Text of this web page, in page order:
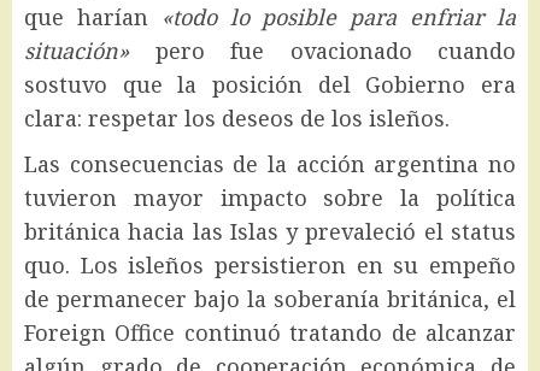
que harían «todo lo posible para enfriar la
situación»pero fue ovacionado cuando
sostuvo que la posición del Gobierno era
clara: respetar los deseos de los isleños.
Las consecuencias de la acción argentina no
tuvieron mayor impacto sobre la política
británica hacia las Islas y prevaleció el status
quo. Los isleños persistieron en su empeño
de permanecer bajo la soberanía británica, el
Foreign Office continuó tratando de alcanzar